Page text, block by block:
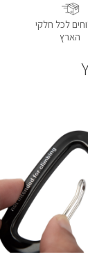
לכל חלקי
הארץ